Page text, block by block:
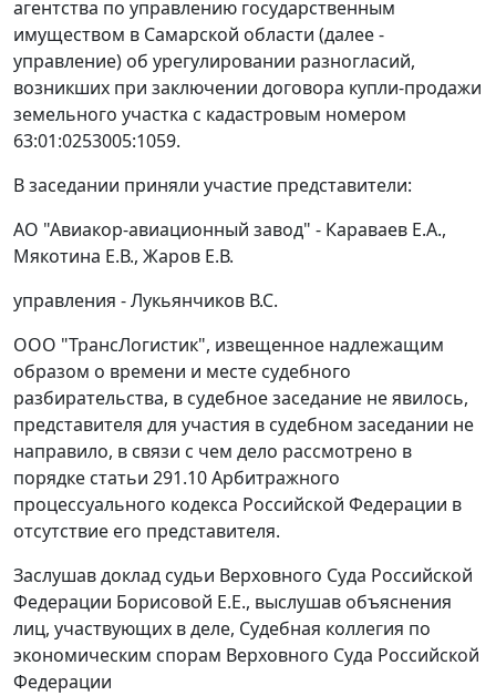
агентства по управлению государственным
имуществом в Самарской области (далее -
управление) об урегулировании разногласий,
возникших при заключении договора купли-продажи
земельного участка с кадастровым номером
63:01:0253005:1059.
В заседании приняли участие представители:
АО "Авиакор-авиационный завод" - Караваев Е.А.,
Мякотина Е.В., Жаров Е.В.
управления - Лукьянчиков В.С.
ООО "ТрансЛогистик", извещенное надлежащим
образом о времени и месте судебного
разбирательства, в судебное заседание не явилось,
представителя для участия в судебном заседании не
направило, в связи с чем дело рассмотрено в
порядке статьи 291.10 Арбитражного
процессуального кодекса Российской Федерации в
отсутствие его представителя.
Заслушав доклад судьи Верховного Суда Российской
Федерации Борисовой Е.Е., выслушав объяснения
лиц, участвующих в деле, Судебная коллегия по
экономическим спорам Верховного Суда Российской
Федерации